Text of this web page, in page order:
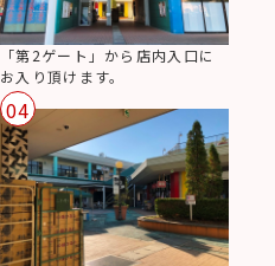
「第2ゲート」から店内入口に
お入り頂けます。
04